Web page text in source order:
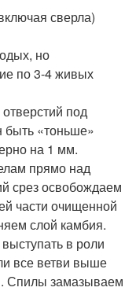
сверла)
но
по 3-4 живых
под
быть «тоньше»
на 1 мм.
прямо над
срез освобождаем
части очищенной
слой камбия.
в роли
все ветви выше
Спилы замазываем